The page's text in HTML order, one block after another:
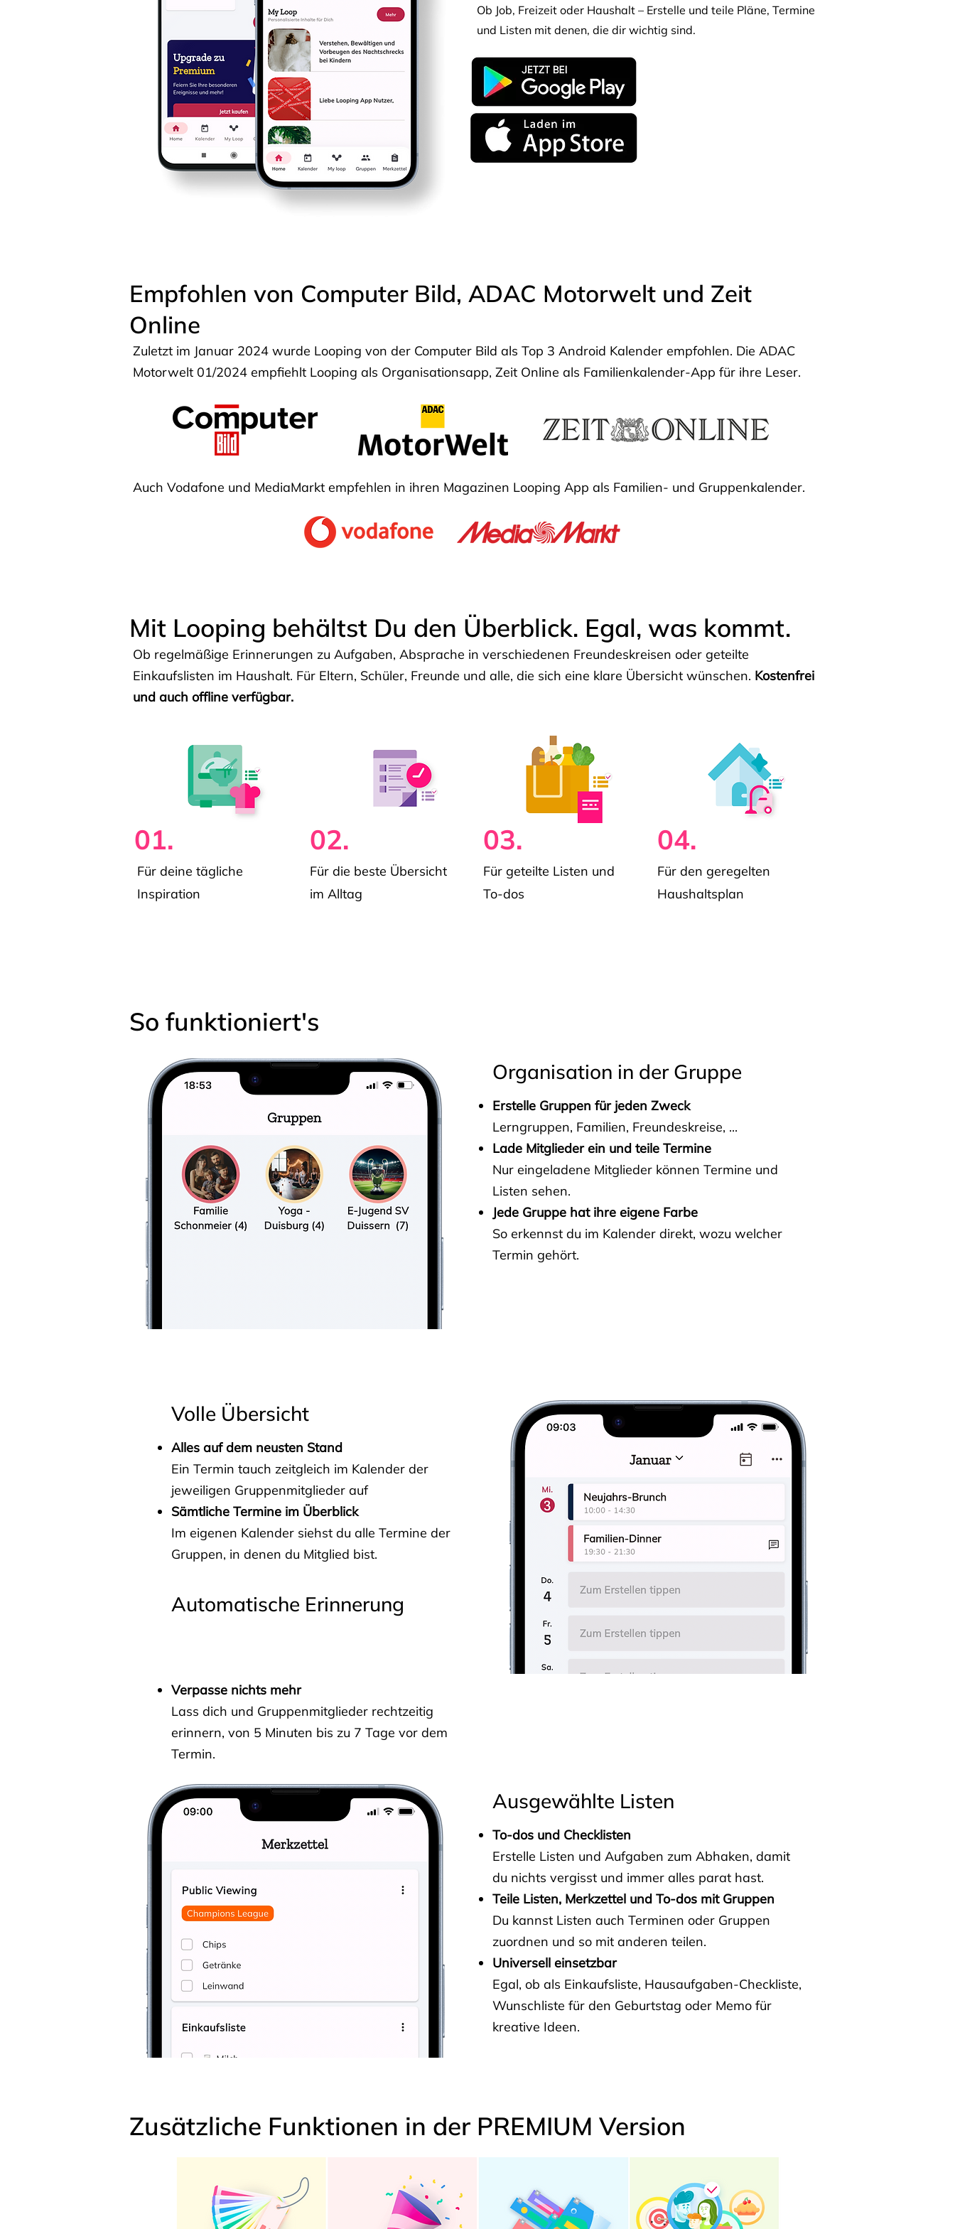
Ob Job, Freizeit oder Haushalt – Erstelle und teile Pläne, Termine
und Listen mit denen, die dir wichtig sind.
Empfohlen von Computer Bild, ADAC Motorwelt und Zeit
Online
Zuletzt im Januar 2024 wurde Looping von der Computer Bild als Top 3 Android Kalender empfohlen. Die ADAC
Motorwelt 01/2024 empfiehlt Looping als Organisationsapp, Zeit Online als Familienkalender-App für ihre Leser.
Auch Vodafone und MediaMarkt empfehlen in ihren Magazinen Looping App als Familien- und Gruppenkalender.
Mit Looping behältst Du den Überblick. Egal, was kommt.
Ob regelmäßige Erinnerungen zu Aufgaben, Absprache in verschiedenen Freundeskreisen oder geteilte
Einkaufslisten im Haushalt. Für Eltern, Schüler, Freunde und alle, die sich eine klare Übersicht wünschen. Kostenfrei
und auch offline verfügbar.
01.
Für deine tägliche
Inspiration
02.
Für die beste Übersicht
im Alltag
03.
Für geteilte Listen und
To-dos
04.
Für den geregelten
Haushaltsplan
So funktioniert's
Organisation in der Gruppe
Erstelle Gruppen für jeden Zweck
Lerngruppen, Familien, Freundeskreise, ...
Lade Mitglieder ein und teile Termine
Nur eingeladene Mitglieder können Termine und
Listen sehen.
Jede Gruppe hat ihre eigene Farbe
So erkennst du im Kalender direkt, wozu welcher
Termin gehört.
Volle Übersicht
Alles auf dem neusten Stand
Ein Termin tauch zeitgleich im Kalender der
jeweiligen Gruppenmitglieder auf
Sämtliche Termine im Überblick
Im eigenen Kalender siehst du alle Termine der
Gruppen, in denen du Mitglied bist.
Automatische Erinnerung
Verpasse nichts mehr
Lass dich und Gruppenmitglieder rechtzeitig
erinnern, von 5 Minuten bis zu 7 Tage vor dem
Termin.
Ausgewählte Listen
To-dos und Checklisten
Erstelle Listen und Aufgaben zum Abhaken, damit
du nichts vergisst und immer alles parat hast.
Teile Listen, Merkzettel und To-dos mit Gruppen
Du kannst Listen auch Terminen oder Gruppen
zuordnen und so mit anderen teilen.
Universell einsetzbar
Egal, ob als Einkaufsliste, Hausaufgaben-Checkliste,
Wunschliste für den Geburtstag oder Memo für
kreative Ideen.
Zusätzliche Funktionen in der PREMIUM Version